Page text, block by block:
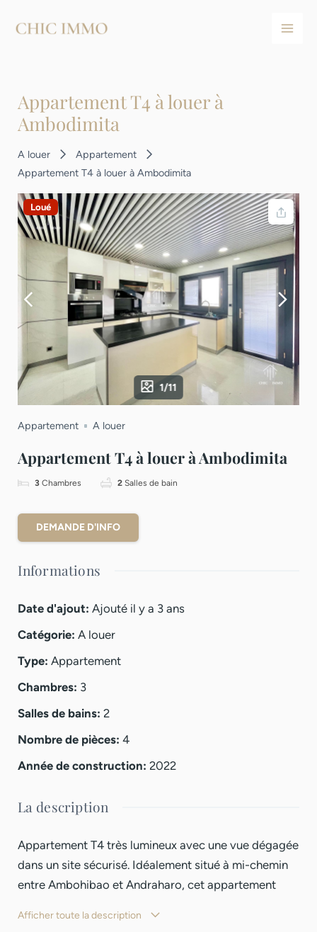
Appartement T4 à louer à
Ambodimita
A louer
Appartement
Appartement T4 à louer à Ambodimita
Loué
1/11
Appartement A louer
Appartement T4 à louer à Ambodimita
3 Chambres 2 Salles de bain
DEMANDE D'INFO
Informations
Date d'ajout: Ajouté il y a 3 ans
Catégorie: A louer
Type: Appartement
Chambres: 3
Salles de bains: 2
Nombre de pièces: 4
Année de construction: 2022
La description
Appartement T4 très lumineux avec une vue dégagée
dans un site sécurisé. Idéalement situé à mi-chemin
entre Ambohibao et Andraharo, cet appartement
pour ceux recherchant confort et praticité.
Afficher toute la description
des